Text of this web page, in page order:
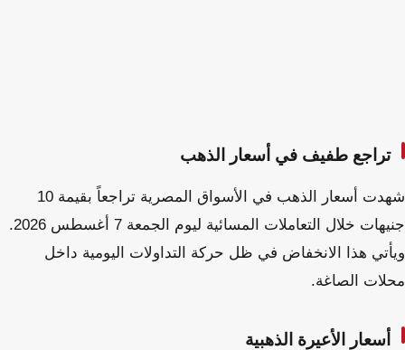
تراجع طفيف في أسعار الذهب
شهدت أسعار الذهب في الأسواق المصرية تراجعاً بقيمة 10
جنيهات خلال التعاملات المسائية ليوم الجمعة 7 أغسطس 2026.
ويأتي هذا الانخفاض في ظل حركة التداولات اليومية داخل
محلات الصاغة.
أسعار الأعيرة الذهبية